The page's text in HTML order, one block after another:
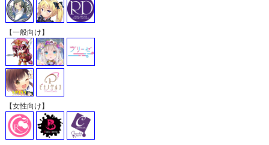
【一般向け】
【女性向け】